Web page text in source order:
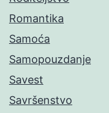
Romantika
Samoća
Samopouzdanje
Savest
Savršenstvo